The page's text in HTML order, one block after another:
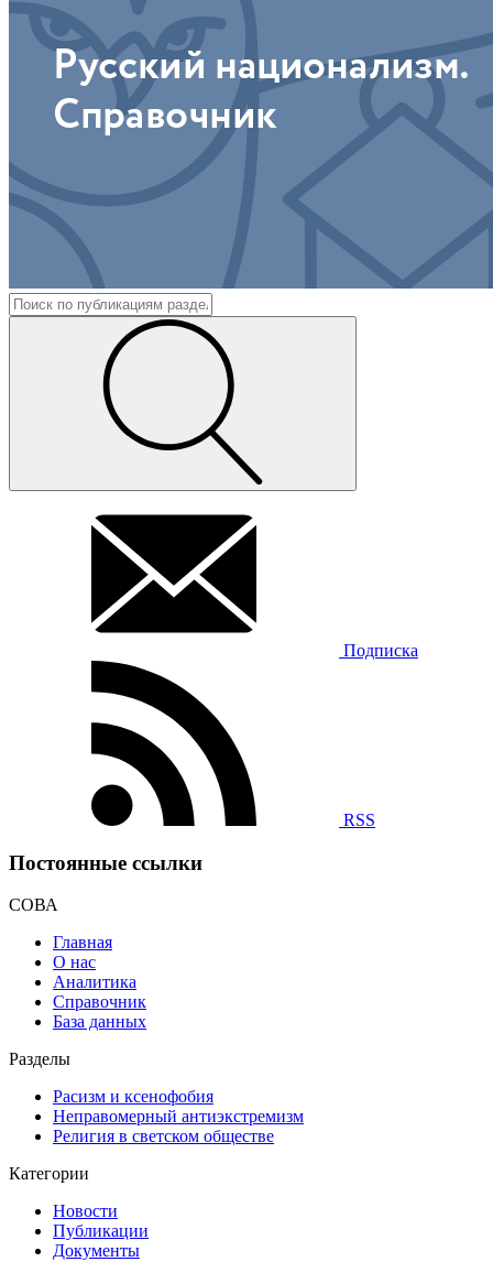
Подписка
RSS
Постоянные ссылки
СОВА
Главная
О нас
Аналитика
Справочник
База данных
Разделы
Расизм и ксенофобия
Неправомерный антиэкстремизм
Религия в светском обществе
Категории
Новости
Публикации
Документы